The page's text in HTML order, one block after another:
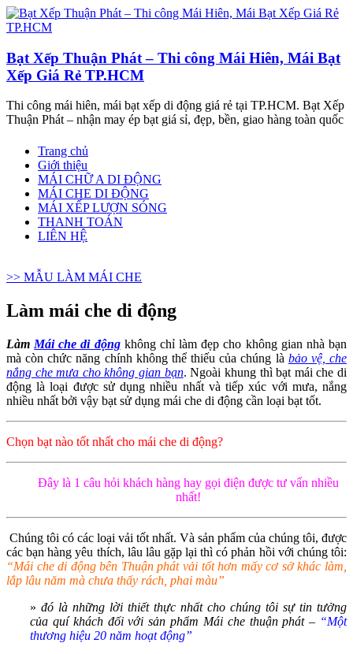
Bạt Xếp Thuận Phát – Thi công Mái Hiên, Mái Bạt
Xếp Giá Rẻ TP.HCM
Thi công mái hiên, mái bạt xếp di động giá rẻ tại TP.HCM. Bạt Xếp
Thuận Phát – nhận may ép bạt giá sỉ, đẹp, bền, giao hàng toàn quốc
Trang chủ
Giới thiệu
MÁI CHỮ A DI ĐỘNG
MÁI CHE DI ĐỘNG
MÁI XẾP LƯỢN SÓNG
THANH TOÁN
LIÊN HỆ
>> MẪU LÀM MÁI CHE
Làm mái che di động
Làm Mái che di độngkhông chỉ làm đẹp cho không gian nhà bạn
mà còn chức năng chính không thể thiếu của chúng là bảo vệ, che
nắng che mưa cho không gian bạn. Ngoài khung thì bạt mái che di
động là loại được sử dụng nhiều nhất và tiếp xúc với mưa, nắng
nhiều nhất bởi vậy bạt sử dụng mái che di động cần loại bạt tốt.
Chọn bạt nào tốt nhất cho mái che di động?
Đây là 1 câu hỏi khách hàng hay gọi điện được tư vấn nhiều
nhất!
Chúng tôi có các loại vải tốt nhất. Và sản phẩm của chúng tôi, được
các bạn hàng yêu thích, lâu lâu gặp lại thì có phản hồi với chúng tôi:
“Mái che di động bên Thuận phát vải tốt hơn mấy cơ sở khác làm,
lắp lâu năm mà chưa thấy rách, phai màu”
» đó là những lời thiết thực nhất cho chúng tôi sự tin tưởng
của quí khách đối với sản phẩm Mái che thuận phát – “Một
thương hiệu 20 năm hoạt động”